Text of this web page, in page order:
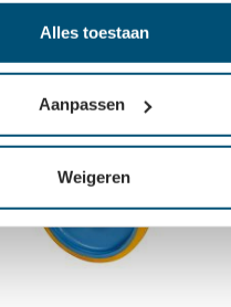
Alles toestaan
Aanpassen
Weigeren